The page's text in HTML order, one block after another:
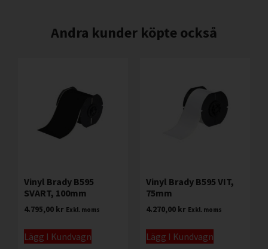
Andra kunder köpte också
Vinyl Brady B595
SVART, 100mm
4.795,00 kr Exkl. moms
Lägg I Kundvagn
Vinyl Brady B595 VIT,
75mm
4.270,00 kr Exkl. moms
Lägg I Kundvagn